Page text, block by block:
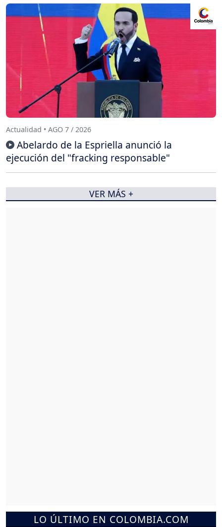
LO ÚLTIMO EN COLOMBIA.COM
Actualidad • AGO 7 / 2026
Abelardo de la Espriella anunció la
ejecución del "fracking responsable"
VER MÁS +